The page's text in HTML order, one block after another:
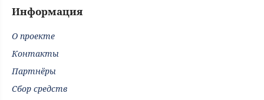
Информация
О проекте
Контакты
Партнёры
Сбор средств